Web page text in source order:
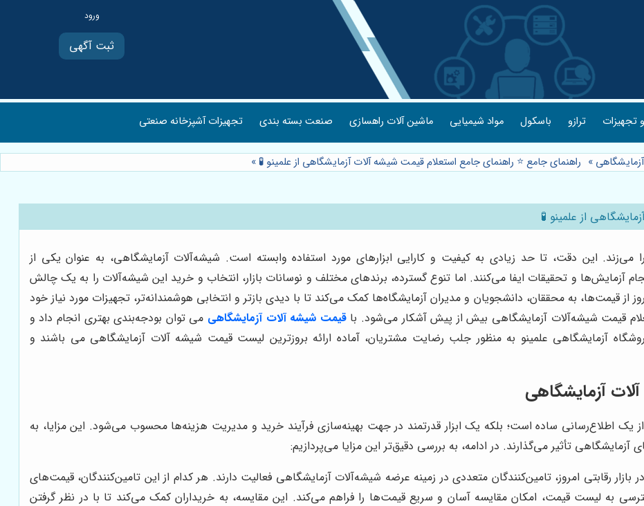
ثبت آگهی
و تجهیزات ترازو باسکول مواد شیمیایی ماشین آلات راهسازی صنعت بسته بندی تجهیزات آشپزخانه صنعتی
» راهنمای جامع ⭐️ راهنمای جامع استعلام قیمت شیشه آلات آزمایشگاهی از علمینو 🧪 »
از علمینو 🧪
این دقت، تا حد زیادی به کیفیت و کارایی ابزارهای مورد استفاده وابسته است. شیشه‌آلات آزمایشگاهی، به عنوان یکی از
آزمایش‌ها و تحقیقات ایفا می‌کنند. اما تنوع گسترده، برندهای مختلف و نوسانات بازار، انتخاب و خرید این شیشه‌آلات را به یک چالش
قیمت‌ها، به محققان، دانشجویان و مدیران آزمایشگاه‌ها کمک می‌کند تا با دیدی بازتر و انتخابی هوشمندانه‌تر، تجهیزات مورد نیاز خود
قیمت شیشه‌آلات آزمایشگاهی بیش از پیش آشکار می‌شود. با قیمت شیشه آلات آزمایشگاهی می توان بودجه‌بندی بهتری انجام داد و
آزمایشگاهی علمینو به منظور جلب رضایت مشتریان، آماده ارائه بروزترین لیست قیمت شیشه آلات آزمایشگاهی می باشند و
آزمایشگاهی
اطلاع‌رسانی ساده است؛ بلکه یک ابزار قدرتمند در جهت بهینه‌سازی فرآیند خرید و مدیریت هزینه‌ها محسوب می‌شود. این مزایا، به
تأثیر می‌گذارند. در ادامه، به بررسی دقیق‌تر این مزایا می‌پردازیم:
در بازار رقابتی امروز، تامین‌کنندگان متعددی در زمینه عرضه شیشه‌آلات آزمایشگاهی فعالیت دارند. هر کدام از این تامین‌کنندگان، قیمت‌های
به لیست قیمت، امکان مقایسه آسان و سریع قیمت‌ها را فراهم می‌کند. این مقایسه، به خریداران کمک می‌کند تا با در نظر گرفتن